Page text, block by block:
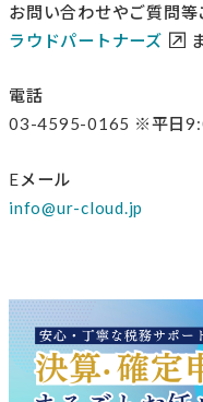
お問い合わせやご質問
ラウドパートナーズ
電話
03-4595-0165 ※平日
Eメール
info@ur-cloud.jp